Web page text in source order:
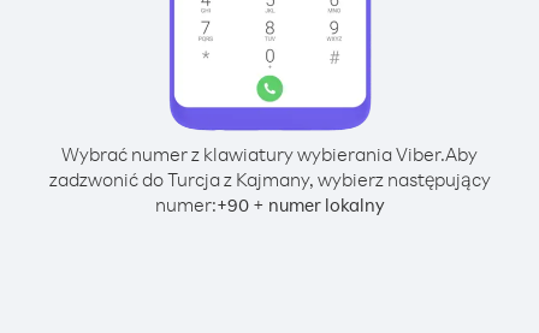
Wybrać numer z klawiatury wybierania Viber.Aby
zadzwonić do Turcja z Kajmany, wybierz następujący
numer:+90+ numer lokalny